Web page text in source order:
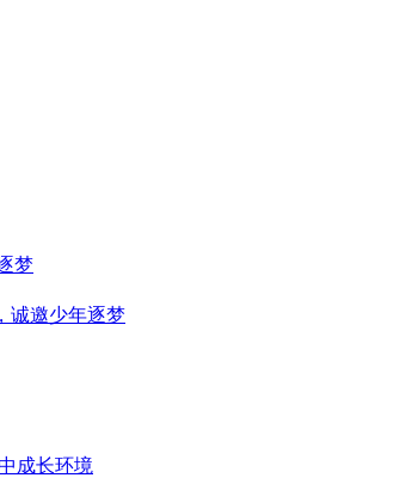
梦
诚邀少年逐梦
成长环境